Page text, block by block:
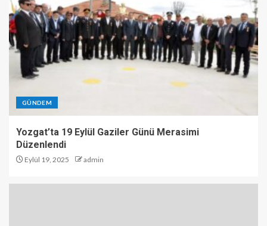
GÜNDEM
Yozgat’ta 19 Eylül Gaziler Günü Merasimi
Düzenlendi
Eylül 19, 2025 admin